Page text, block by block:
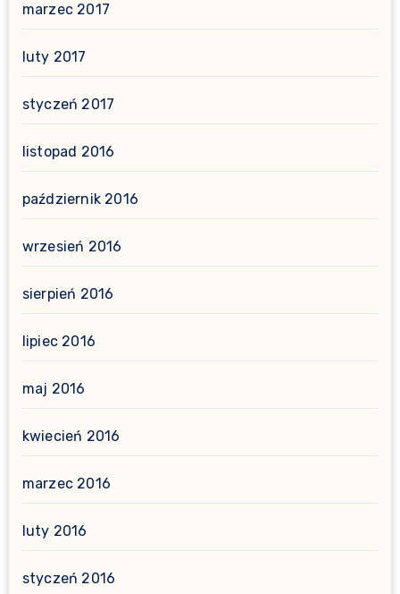
marzec 2017
luty 2017
styczeń 2017
listopad 2016
październik 2016
wrzesień 2016
sierpień 2016
lipiec 2016
maj 2016
kwiecień 2016
marzec 2016
luty 2016
styczeń 2016